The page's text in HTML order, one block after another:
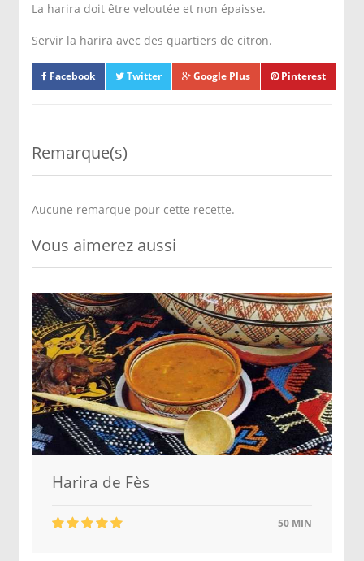
La harira doit être veloutée et non épaisse.
Servir la harira avec des quartiers de citron.
Facebook Twitter Google Plus Pinterest
Remarque(s)
Aucune remarque pour cette recette.
Vous aimerez aussi
Harira de Fès
50 MIN